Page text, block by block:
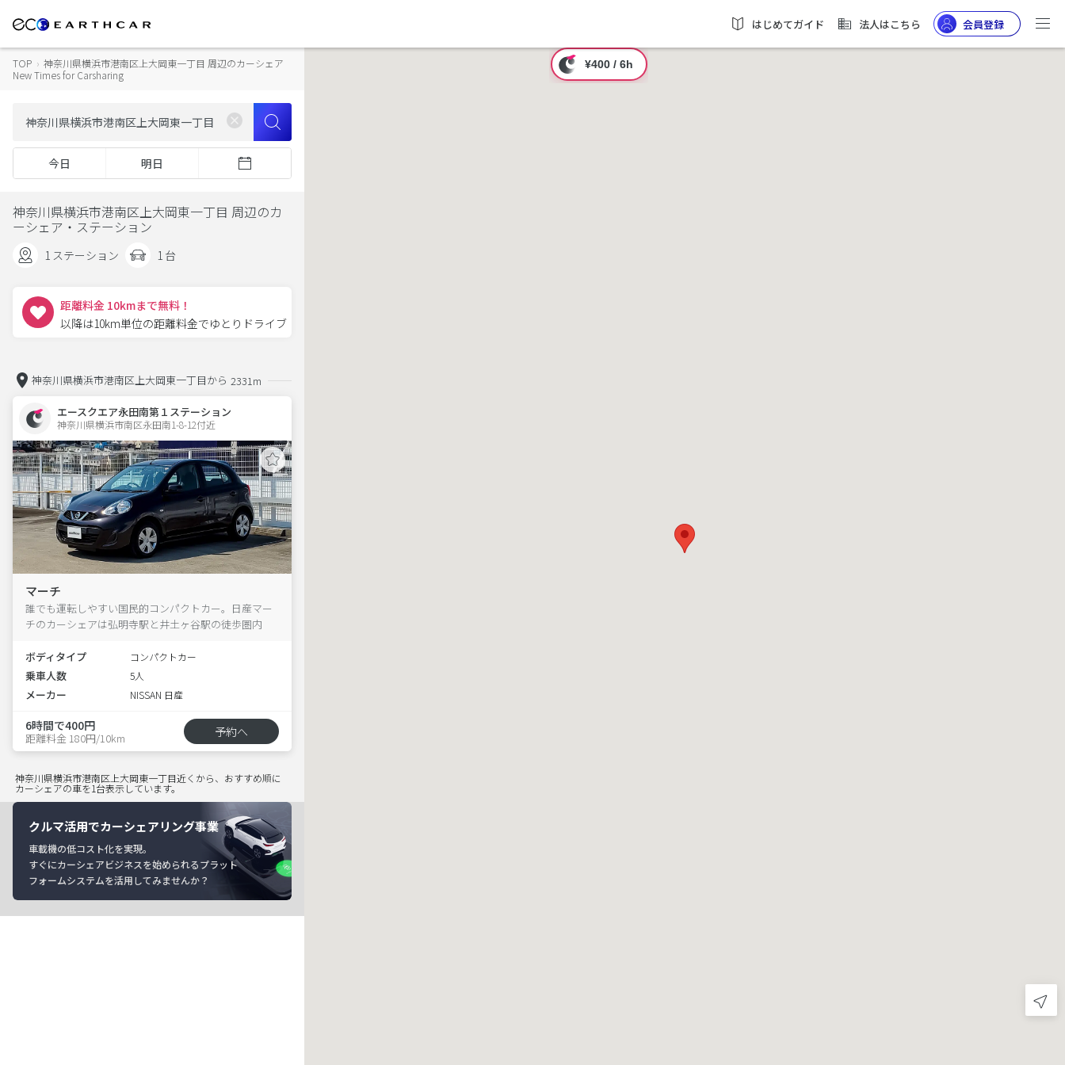
はじめてガイド 法人はこちら 会員登録
TOP › 神奈川県横浜市港南区上大岡東一丁目 周辺のカーシェア
New Times for Carsharing
今日 明日
神奈川県横浜市港南区上大岡東一丁目 周辺のカ
ーシェア・ステーション
1 ステーション 1 台
距離料金 10kmまで無料！
以降は10km単位の距離料金でゆとりドライブ
神奈川県横浜市港南区上大岡東一丁目から 2331m
エースクエア永田南第１ステーション
神奈川県横浜市南区永田南1-8-12付近
マーチ
誰でも運転しやすい国民的コンパクトカー。日産マー
チのカーシェアは弘明寺駅と井土ヶ谷駅の徒歩圏内
ボディタイプ コンパクトカー
乗車人数 5人
メーカー NISSAN 日産
6時間で400円
距離料金 180円/10km 予約へ
神奈川県横浜市港南区上大岡東一丁目近くから、おすすめ順に
カーシェアの車を1台表示しています。
クルマ活用でカーシェアリング事業
車載機の低コスト化を実現。
すぐにカーシェアビジネスを始められるプラット
フォームシステムを活用してみませんか？